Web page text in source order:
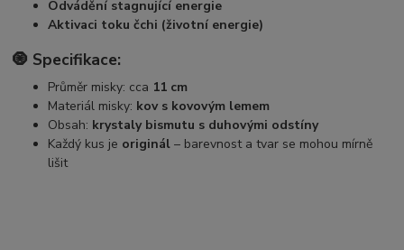
Odvádění stagnující energie
Aktivaci toku čchi (životní energie)
🧿 Specifikace:
Průměr misky: cca 11 cm
Materiál misky: kov s kovovým lemem
Obsah: krystaly bismutu s duhovými odstíny
Každý kus je originál – barevnost a tvar se mohou mírně
lišit